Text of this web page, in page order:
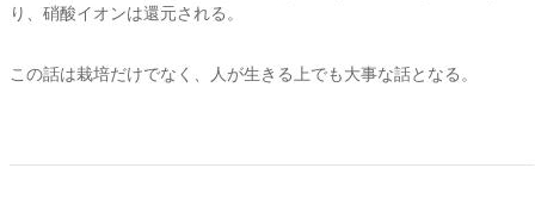
り、硝酸イオンは還元される。
この話は栽培だけでなく、人が生きる上でも大事な話となる。